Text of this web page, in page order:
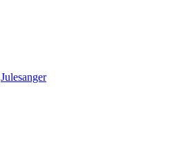
Julesanger